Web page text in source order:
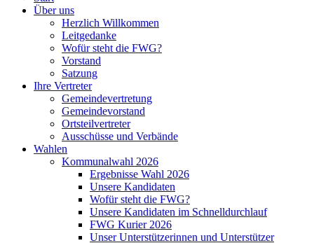
Über uns
Herzlich Willkommen
Leitgedanke
Wofür steht die FWG?
Vorstand
Satzung
Ihre Vertreter
Gemeindevertretung
Gemeindevorstand
Ortsteilvertreter
Ausschüsse und Verbände
Wahlen
Kommunalwahl 2026
Ergebnisse Wahl 2026
Unsere Kandidaten
Wofür steht die FWG?
Unsere Kandidaten im Schnelldurchlauf
FWG Kurier 2026
Unser Unterstützerinnen und Unterstützer